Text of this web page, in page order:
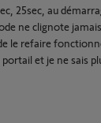
25sec, au
ne clignote
le refaire
et je ne sais